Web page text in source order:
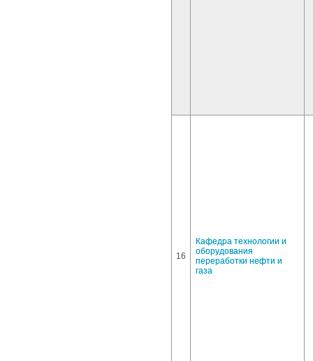
16
Кафедра технологии и
оборудования
переработки нефти и
газа